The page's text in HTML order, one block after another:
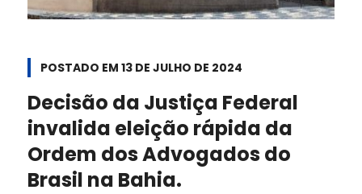
POSTADO EM 13 DE JULHO DE 2024
Decisão da Justiça Federal
invalida eleição rápida da
Ordem dos Advogados do
Brasil na Bahia.